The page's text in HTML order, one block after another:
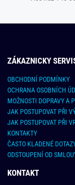
ZÁKAZNICKY
OBCHODNÍ PODMÍNKY
OCHRANA OSOBNÍCH
MOŽNOSTI DOPRAVY A
JAK POSTUPOVAT PŘI
JAK POSTUPOVAT PŘI
KONTAKTY
ČASTO KLADENÉ
ODSTOUPENÍ OD
KONTAKT